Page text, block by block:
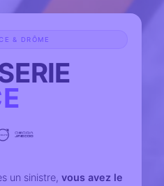
& DRÔME
un sinistre, vous avez le